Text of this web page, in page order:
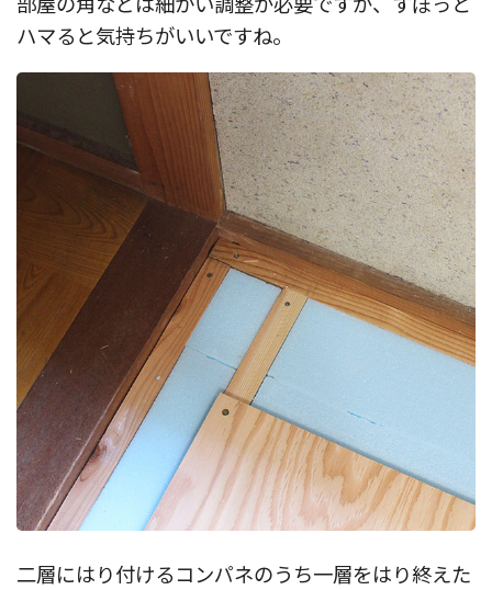
ハマると気持ちがいいですね。
二層にはり付けるコンパネのうち一層をはり終えた